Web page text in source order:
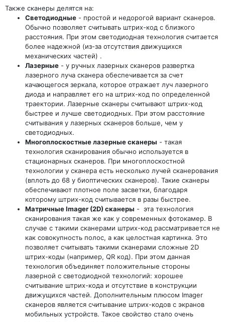
Также сканеры делятся на:
Светодиодные - простой и недорогой вариант сканеров.
Обычно позволяет считывать штрих-код с близкого
расстояния. При этом светодиодная технология считается
более надежной (из-за отсутствия движущихся
механических частей) .
Лазерные - у ручных лазерных сканеров развертка
лазерного луча сканера обеспечивается за счет
качающегося зеркала, которое отражает луч лазерного
диода и направляет его на штрих-код по определенной
траектории. Лазерные сканеры считывают штрих-код
быстрее и лучше светодиодных. При этом расстояние
считывания у лазерных сканеров больше, чем у
светодиодных.
Многоплоскостные лазерные сканеры - такая
технология сканирования обычно используется в
стационарных сканеров. При многоплоскостной
технологии у сканера есть несколько лучей сканерования
(вплоть до 68 у биоптических сканеров). Такие сканеры
обеспечивают плотное поле засветки, благодаря
которому штрих-код считывается в разы быстрее.
Матричные Imager (2D) сканеры - эта технология
сканирования такая же как у современных фотокамер. В
случае с такими сканерами штрих-код рассматривается не
как совокупность полос, а как целостная картинка. Это
позволяет считывать такими сканерами сложные 2D
штрих-коды (например, QR код). При этом данная
технология объединяет положительные стороны
лазерной с светодиодной технологий: хорошее
считывание штрих-кода и отсутствие в конструкции
движущихся частей. Дополнительным плюсом Imager
сканеров является считывание штрих-кодов с экранов
мобильных устройств. Такое свойство стало очень